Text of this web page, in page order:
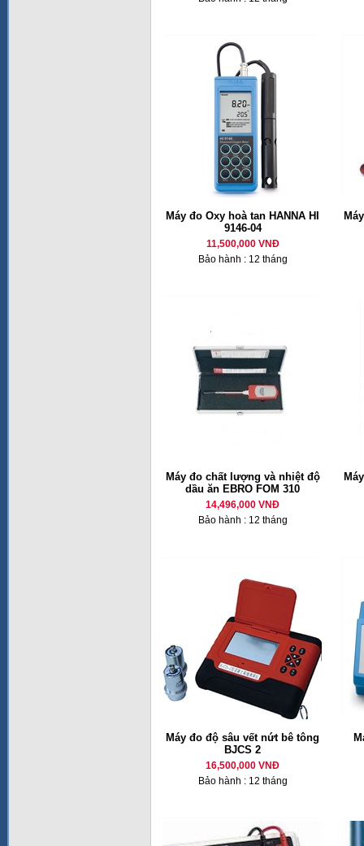
Máy đo Oxy hoà tan HANNA HI
9146-04
11,500,000 VNĐ
Bảo hành : 12 tháng
Máy đo chất lượng và nhiệt độ
dầu ăn EBRO FOM 310
14,496,000 VNĐ
Bảo hành : 12 tháng
Máy đo độ sâu vết nứt bê tông
BJCS 2
16,500,000 VNĐ
Bảo hành : 12 tháng